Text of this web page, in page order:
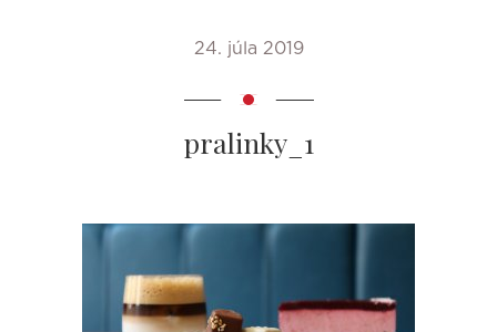
24. júla 2019
pralinky_1